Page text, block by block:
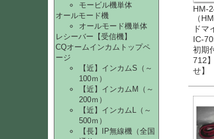
モービル機単体
オールモード機
オールモード機単体
レシーバー【受信機】
CQオームインカムトップペ
ージ
【近】インカムS（～
100ｍ）
【近】インカムM（～
200ｍ）
【近】インカムL（～
500ｍ）
【長】IP無線機（全国
HM-
（
ドマ
IC-
初期
712
せ】